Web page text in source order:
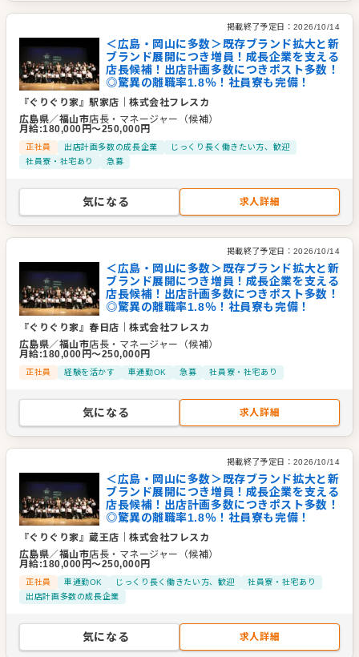
掲載終了予定日： 2026/10/14
＜広島・岡山に多数＞既存ブランド拡大と新
ブランド展開につき増員！成長企業を支える
店長候補！出店計画多数につきポスト多数！
◎驚異の離職率1.8％！社員寮も完備！
『ぐりぐり家』駅家店 ｜株式会社フレスカ
広島県／福山市店長・マネージャー（候補）
月給:180,000 円〜250,000円
正社員 出店計画多数の成長企業
じっくり長く働きたい方、歓迎
社員寮・社宅あり
急募
気になる 求人詳細
掲載終了予定日： 2026/10/14
＜広島・岡山に多数＞既存ブランド拡大と新
ブランド展開につき増員！成長企業を支える
店長候補！出店計画多数につきポスト多数！
◎驚異の離職率1.8％！社員寮も完備！
『ぐりぐり家』春日店 ｜株式会社フレスカ
広島県／福山市店長・マネージャー（候補）
月給:180,000 円〜250,000円
正社員 経験を活かす 車通勤OK 急募 社員寮・社宅あり
気になる 求人詳細
掲載終了予定日： 2026/10/14
＜広島・岡山に多数＞既存ブランド拡大と新
ブランド展開につき増員！成長企業を支える
店長候補！出店計画多数につきポスト多数！
◎驚異の離職率1.8％！社員寮も完備！
『ぐりぐり家』蔵王店 ｜株式会社フレスカ
広島県／福山市店長・マネージャー（候補）
月給:180,000 円〜250,000円
正社員 車通勤OK じっくり長く働きたい方、歓迎
社員寮・社宅あり
出店計画多数の成長企業
気になる 求人詳細